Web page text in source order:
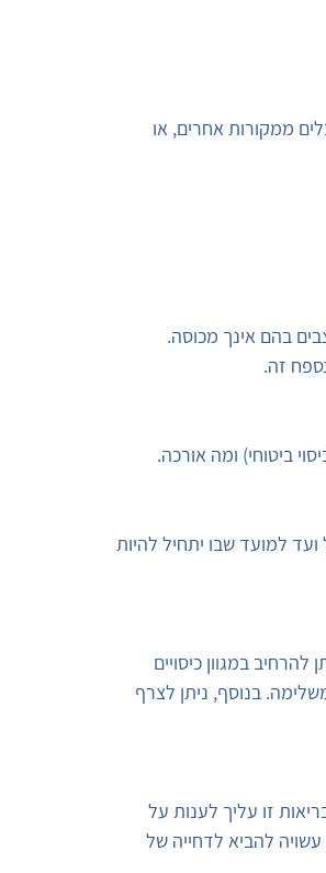
ממקורות אחרים, או
בהם אינך מכוסה.
זה.
ביטוחי) ומה אורכה.
למועד שבו יתחיל להיות
במגוון כיסויים
בנוסף, ניתן לצרף
זו עליך לענות על
להביא לדחייה של